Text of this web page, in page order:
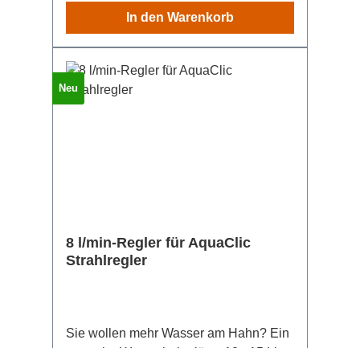
weniger als 5 l/min am Hahn): - Es kann
Temperaturschwankungen geben.- Bei
alten, wenig genutzten oder sonstwie
anfällligen Leitungen sollte das Wasser
nicht zu langsam fliessen (damit sich
In den Warenkorb
Neu
8 l/min-Regler für AquaClic
Strahlregler
Sie wollen mehr Wasser am Hahn? Ein